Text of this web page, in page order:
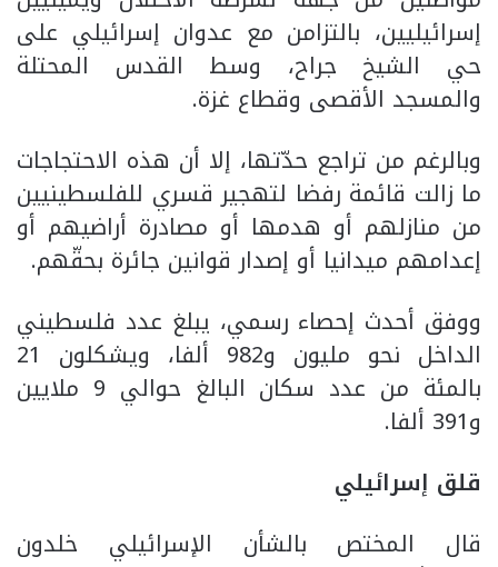
إسرائيليين، بالتزامن مع عدوان إسرائيلي على
حي الشيخ جراح، وسط القدس المحتلة
والمسجد الأقصى وقطاع غزة.
وبالرغم من تراجع حدّتها، إلا أن هذه الاحتجاجات
ما زالت قائمة رفضا لتهجير قسري للفلسطينيين
من منازلهم أو هدمها أو مصادرة أراضيهم أو
إعدامهم ميدانيا أو إصدار قوانين جائرة بحقّهم.
ووفق أحدث إحصاء رسمي، يبلغ عدد فلسطيني
الداخل نحو مليون و982 ألفا، ويشكلون 21
بالمئة من عدد سكان البالغ حوالي 9 ملايين
و391 ألفا.
قلق إسرائيلي
قال المختص بالشأن الإسرائيلي خلدون